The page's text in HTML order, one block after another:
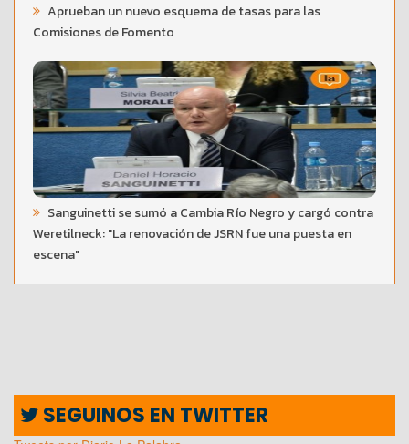
Aprueban un nuevo esquema de tasas para las
Comisiones de Fomento
Sanguinetti se sumó a Cambia Río Negro y cargó contra
Weretilneck: "La renovación de JSRN fue una puesta en
escena"
SEGUINOS EN TWITTER